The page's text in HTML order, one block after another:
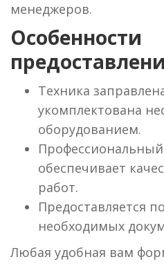
менеджеров.
Особенности
Техника
укомплектована
оборудованием.
обеспечивает
работ.
Предоставляется
необходимых
Любая удобная вам